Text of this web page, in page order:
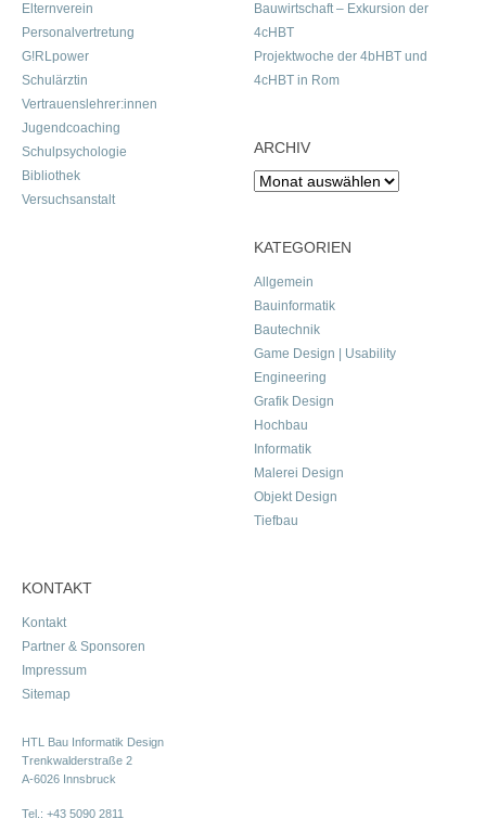
Elternverein
Personalvertretung
G!RLpower
Schulärztin
Vertrauenslehrer:innen
Jugendcoaching
Schulpsychologie
Bibliothek
Versuchsanstalt
Bauwirtschaft – Exkursion der
4cHBT
Projektwoche der 4bHBT und
4cHBT in Rom
ARCHIV
Archiv
KATEGORIEN
Allgemein
Bauinformatik
Bautechnik
Game Design | Usability
Engineering
Grafik Design
Hochbau
Informatik
Malerei Design
Objekt Design
Tiefbau
KONTAKT
Kontakt
Partner & Sponsoren
Impressum
Sitemap
HTL Bau Informatik Design
Trenkwalderstraße 2
A-6026 Innsbruck
Tel.: +43 5090 2811